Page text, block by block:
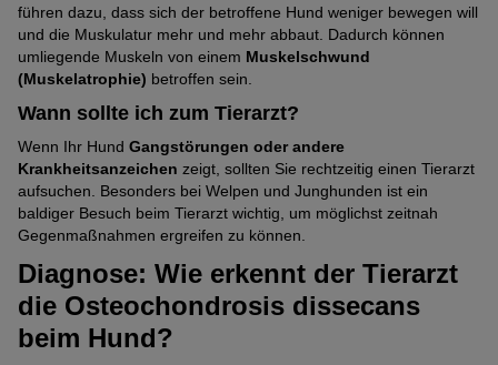
führen dazu, dass sich der betroffene Hund weniger bewegen will
und die Muskulatur mehr und mehr abbaut. Dadurch können
umliegende Muskeln von einem Muskelschwund
(Muskelatrophie) betroffen sein.
Wann sollte ich zum Tierarzt?
Wenn Ihr Hund Gangstörungen oder andere
Krankheitsanzeichen zeigt, sollten Sie rechtzeitig einen Tierarzt
aufsuchen. Besonders bei Welpen und Junghunden ist ein
baldiger Besuch beim Tierarzt wichtig, um möglichst zeitnah
Gegenmaßnahmen ergreifen zu können.
Diagnose: Wie erkennt der Tierarzt
die Osteochondrosis dissecans
beim Hund?